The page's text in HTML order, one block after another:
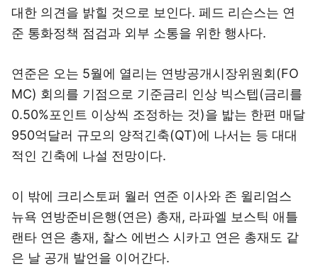
대한 의견을 밝힐 것으로 보인다. 페드 리슨스는 연
준 통화정책 점검과 외부 소통을 위한 행사다.
연준은 오는 5월에 열리는 연방공개시장위원회(FO
MC) 회의를 기점으로 기준금리 인상 빅스텝(금리를
0.50%포인트 이상씩 조정하는 것)을 밟는 한편 매달
950억달러 규모의 양적긴축(QT)에 나서는 등 대대
적인 긴축에 나설 전망이다.
이 밖에 크리스토퍼 월러 연준 이사와 존 윌리엄스
뉴욕 연방준비은행(연은) 총재, 라파엘 보스틱 애틀
랜타 연은 총재, 찰스 에번스 시카고 연은 총재도 같
은 날 공개 발언을 이어간다.